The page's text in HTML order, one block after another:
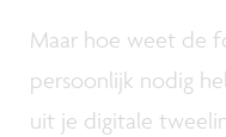
Maar hoe weet de
persoonlijk nodig
uit je digitale